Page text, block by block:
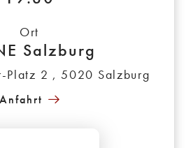
Ort
Salzburg
Platz 2 , 5020 Salzburg
Anfahrt